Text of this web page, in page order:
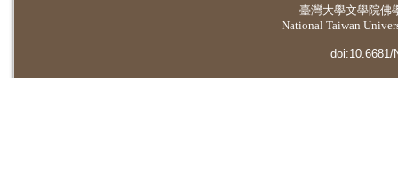
臺灣大學文學院佛
National Taiwan
doi:10.6681/